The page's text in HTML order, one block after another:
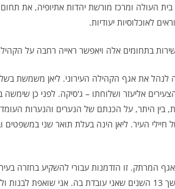
העולה ומרכז מורשת יהדות אתיופיה, את תחום
לאוכלוסיות יעודיות.
בתחומים אלה ויאפשר ראייה רחבה על
לנהל את אגף הקהילה העירוני. ליאן משמשת
אליעזר ושלוחתו – ג'סיקה. לפני כן
בין היתר, על הכנתם של הנערים והנערות
חיילי העיר. ליאן הינה בעלת תואר שני במשפטים
המרתק. זו הזדמנות עבורי להשקיע בחזרה
ובתושביה המקסימים שאותם למדתי להכיר מקרוב במשך 13 השנים שאני עובדת